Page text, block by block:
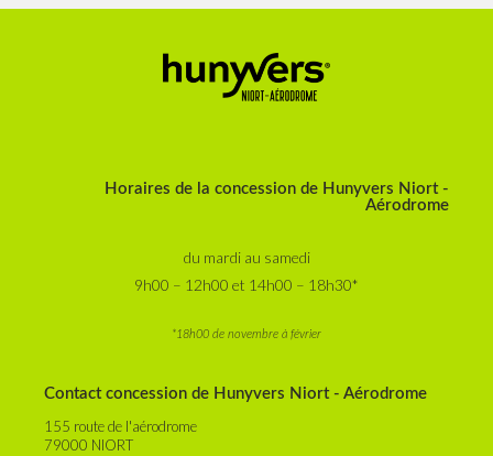
Horaires de la concession de Hunyvers Niort -
Aérodrome
du mardi au samedi
9h00 – 12h00 et 14h00 – 18h30*
*18h00 de novembre à février
Contact concession de Hunyvers Niort - Aérodrome
155 route de l'aérodrome
79000 NIORT